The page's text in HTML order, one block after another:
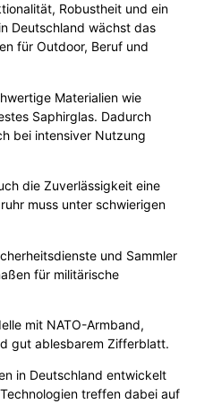
Robustheit und ein
Deutschland wächst das
für Outdoor, Beruf und
Materialien wie
Saphirglas. Dadurch
bei intensiver Nutzung
die Zuverlässigkeit eine
muss unter schwierigen
und Sammler
für militärische
mit NATO-Armband,
gut ablesbarem Zifferblatt.
in Deutschland entwickelt
treffen dabei auf